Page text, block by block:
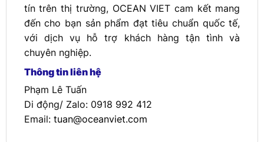
tín trên thị trường, OCEAN VIET cam kết mang
đến cho bạn sản phẩm đạt tiêu chuẩn quốc tế,
với dịch vụ hỗ trợ khách hàng tận tình và
chuyên nghiệp.
Thông tin liên hệ
Phạm Lê Tuấn
Di động/ Zalo: 0918 992 412
Email: tuan@oceanviet.com